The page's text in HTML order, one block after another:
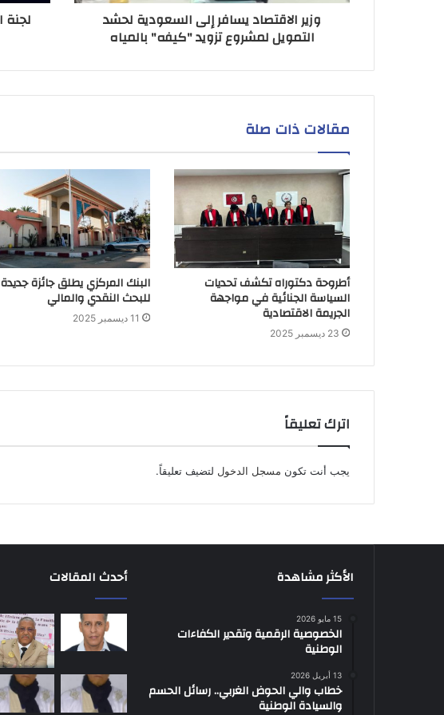
وزير الاقتصاد يسافر إلى السعودية لحشد
التمويل لمشروع تزويد "كيفه" بالمياه
مقالات ذات صلة
أطروحة دكتوراه تكشف تحديات
السياسة الجنائية في مواجهة
الجريمة الاقتصادية
23 ديسمبر 2025
البنك المركزي يطلق جائزة جديدة
للبحث النقدي والمالي
11 ديسمبر 2025
اترك تعليقاً
يجب أنت تكون مسجل الدخول لتضيف تعليقاً.
الأكثر مشاهدة
15 مايو 2026
الخصوصية الرقمية وتقدير الكفاءات
الوطنية
13 أبريل 2026
خطاب والي الحوض الغربي.. رسائل الحسم
والسيادة الوطنية
أحدث المقالات